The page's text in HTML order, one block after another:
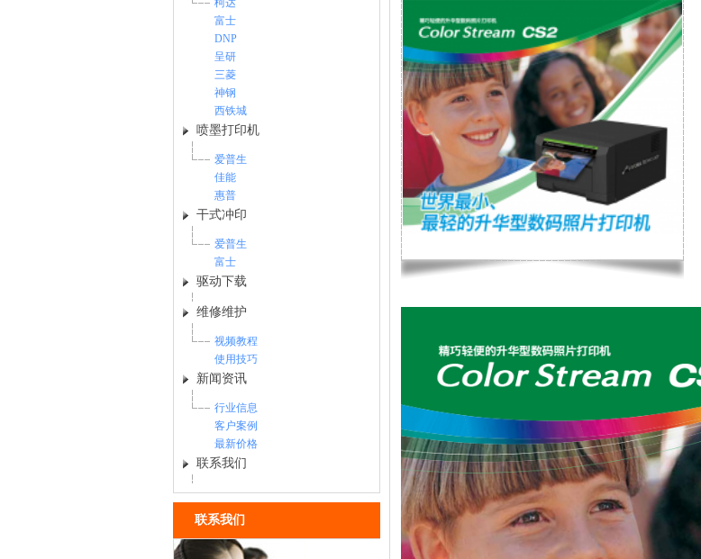
富士
DNP
呈研
三菱
神钢
西铁城
喷墨打印机
爱普生
佳能
惠普
干式冲印
爱普生
富士
驱动下载
维修维护
视频教程
使用技巧
新闻资讯
行业信息
客户案例
最新价格
联系我们
联系我们